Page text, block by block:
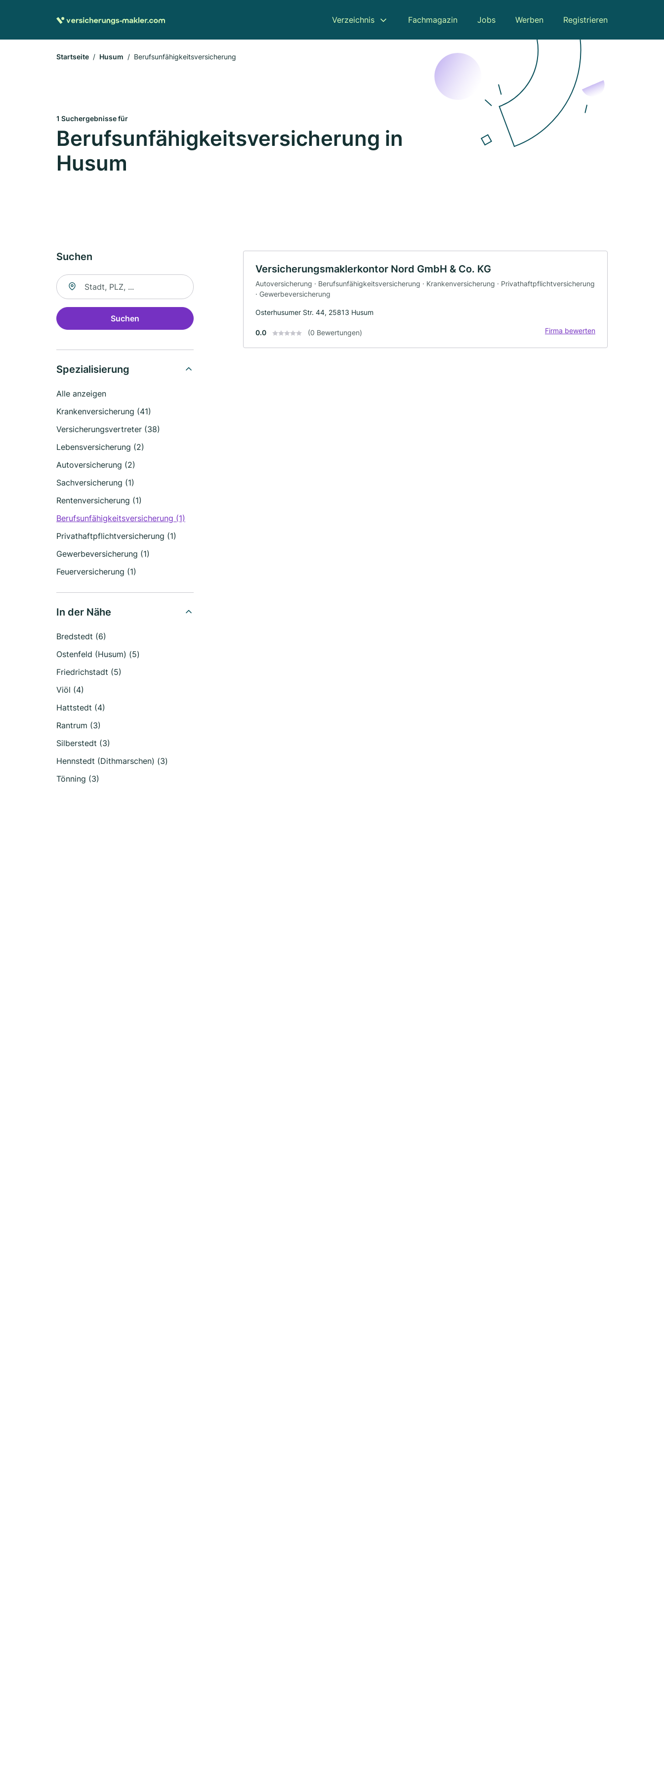
Verzeichnis Fachmagazin Jobs Werben Registrieren
Startseite Husum Berufsunfähigkeitsversicherung
1 Suchergebnisse für
Berufsunfähigkeitsversicherung in
Husum
Suchen
Suche nach Ort
Suchen
Spezialisierung
Alle anzeigen
Krankenversicherung (41)
Versicherungsvertreter (38)
Lebensversicherung (2)
Autoversicherung (2)
Sachversicherung (1)
Rentenversicherung (1)
Berufsunfähigkeitsversicherung (1)
Privathaftpflichtversicherung (1)
Gewerbeversicherung (1)
Feuerversicherung (1)
In der Nähe
Bredstedt (6)
Ostenfeld (Husum) (5)
Friedrichstadt (5)
Viöl (4)
Hattstedt (4)
Rantrum (3)
Silberstedt (3)
Hennstedt (Dithmarschen) (3)
Tönning (3)
Versicherungsmaklerkontor Nord GmbH & Co. KG
Autoversicherung · Berufsunfähigkeitsversicherung · Krankenversicherung · Privathaftpflichtversicherung
· Gewerbeversicherung
Osterhusumer Str. 44, 25813 Husum
0.0 (0 Bewertungen) Firma bewerten